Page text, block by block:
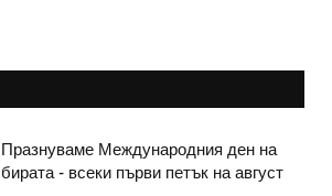
Празнуваме Международния ден на
бирата - всеки първи петък на август